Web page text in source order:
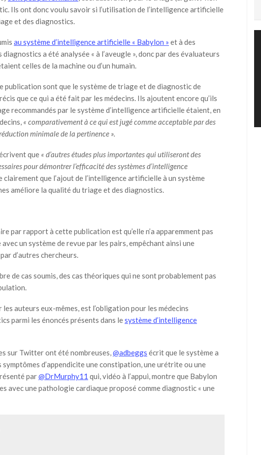
Ils ont donc voulu savoir si l’utilisation de l’intelligence artificielle
et des diagnostics.
au système d’intelligence artificielle « Babylon » et à des
a été analysée « à l’aveugle », donc par des évaluateurs
celles de la machine ou d’un humain.
publication sont que le système de triage et de diagnostic de
que ce qui a été fait par les médecins. Ils ajoutent encore qu’ils
recommandés par le système d’intelligence artificielle étaient, en
« comparativement à ce qui est jugé comme acceptable par des
minimale de la pertinence ».
que « d’autres études plus importantes qui utiliseront des
pour démontrer l’efficacité des systèmes d’intelligence
que l’ajout de l’intelligence artificielle à un système
améliore la qualité du triage et des diagnostics.
par rapport à cette publication est qu’elle n’a apparemment pas
un système de revue par les pairs, empêchant ainsi une
d’autres chercheurs.
de cas soumis, des cas théoriques qui ne sont probablement pas
auteurs eux-mêmes, est l’obligation pour les médecins
parmi les énoncés présents dans lesystème d’intelligence
sur Twitter ont été nombreuses,@adbeggs écrit que le système a
d’appendicite une constipation, une urétrite ou une
par@DrMurphy11 qui, vidéo à l’appui, montre que Babylon
avec une pathologie cardiaque proposé comme diagnostic « une